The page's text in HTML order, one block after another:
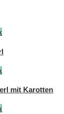
mit Karotten